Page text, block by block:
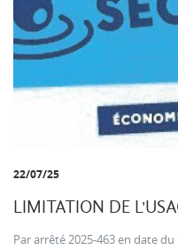
22/07/25
LIMITATION DE
Par arrêté 2025-463 en date